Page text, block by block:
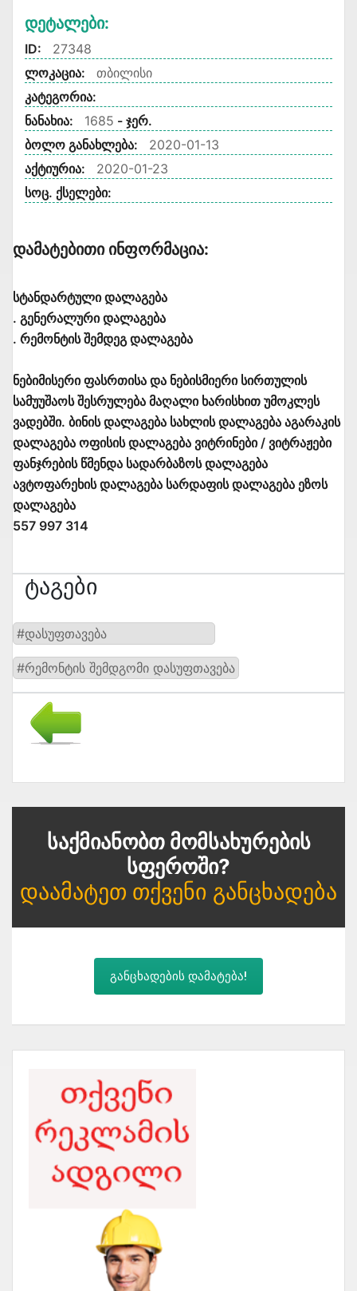
Დეტალები:
ID:
27348
ლოკაცია:
თბილისი
კატეგორია:
ნანახია:
1685 - ჯერ.
ბოლო განახლება:
2020-01-13
აქტიურია:
2020-01-23
სოც. ქსელები:
Დამატებითი Ინფორმაცია:
სტანდარტული დალაგება
. გენერალური დალაგება
. რემონტის შემდეგ დალაგება
ნებიმისერი ფასრთისა და ნებისმიერი სირთულის
სამუუშაოს შესრულება მაღალი ხარისხით უმოკლეს
ვადებში. ბინის დალაგება სახლის დალაგება აგარაკის
დალაგება ოფისის დალაგება ვიტრინები / ვიტრაჟები
ფანჯრების წმენდა სადარბაზოს დალაგება
ავტოფარეხის დალაგება სარდაფის დალაგება ეზოს
დალაგება
557 997 314
Ტაგები
#დასუფთავება
#რემონტის შემდგომი დასუფთავება
Საქმიანობთ Მომსახურების
Სფეროში?
Დაამატეთ Თქვენი Განცხადება
განცხადების დამატება!